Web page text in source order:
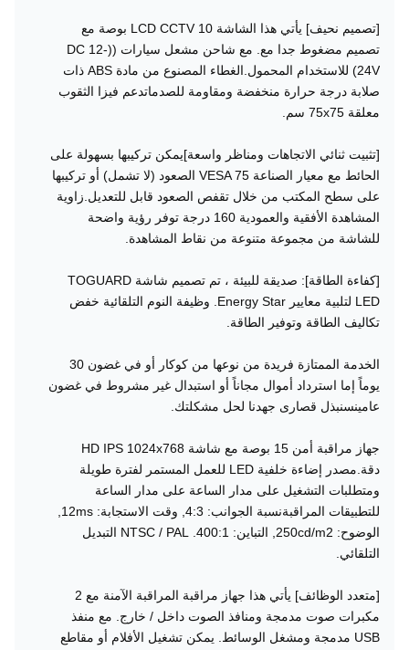
[تصميم نحيف] يأتي هذا الشاشة LCD CCTV 10 بوصة مع
تصميم مضغوط جدا مع. مع شاحن مشعل سيارات ((DC 12-
24V) للاستخدام المحمول.الغطاء المصنوع من مادة ABS ذات
صلابة درجة حرارة منخفضة ومقاومة للصدماتدعم فيزا الثقوب
معلقة 75x75 سم.
[تثبيت ثنائي الاتجاهات ومناظر واسعة]يمكن تركيبها بسهولة على
الحائط مع معيار الصناعة VESA 75 الصعود (لا تشمل) أو تركيبها
على سطح المكتب من خلال تقفص الصعود قابل للتعديل.زاوية
المشاهدة الأفقية والعمودية 160 درجة توفر رؤية واضحة
للشاشة من مجموعة متنوعة من نقاط المشاهدة.
[كفاءة الطاقة]: صديقة للبيئة ، تم تصميم شاشة TOGUARD
LED لتلبية معايير Energy Star. وظيفة النوم التلقائية خفض
تكاليف الطاقة وتوفير الطاقة.
الخدمة الممتازة فريدة من نوعها من كوكار أو في غضون 30
يوماً إما استرداد أموال مجاناً أو استبدال غير مشروط في غضون
عامينسنبذل قصارى جهدنا لحل مشكلتك.
جهاز مراقبة أمن 15 بوصة مع شاشة HD IPS 1024x768
دقة.مصدر إضاءة خلفية LED للعمل المستمر لفترة طويلة
ومتطلبات التشغيل على مدار الساعة على مدار الساعة
الوضوح: 250cd/m2, التباين: 400:1. NTSC / PAL التبديل
التلقائي.
[متعدد الوظائف] يأتي هذا جهاز مراقبة المراقبة الآمنة مع 2
مكبرات صوت مدمجة ومنافذ الصوت داخل / خارج. مع منفذ
USB مدمجة ومشغل الوسائط. يمكن تشغيل الأفلام أو مقاطع